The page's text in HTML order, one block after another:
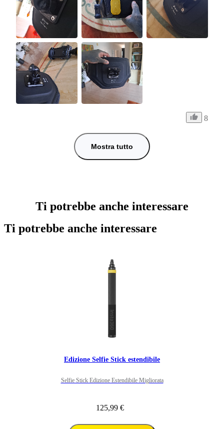
8
Mostra tutto
Ti potrebbe anche interessare
Ti potrebbe anche interessare
Edizione Selfie Stick estendibile
Selfie Stick Edizione Estendibile Migliorata
125,99 €